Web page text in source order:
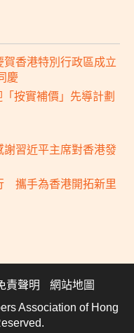
香港特別行政區成立
慶
按實補價」先導計劃
謝習近平主席對香港發
攜手為香港開拓新里
責聲明
網站地圖
Association of Hong